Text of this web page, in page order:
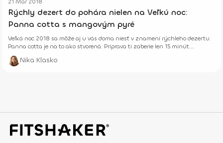
Rýchly dezert do pohára nielen na Veľkú noc:
Panna cotta s mangovým pyré
Veľká noc 2018 sa môže aj u vás doma niesť v znamení rýchleho dezertu.
Panna cotta je na to ako stvorená. Príprava ti zaberie len 15 minút.
Vychutnaj si lahodný dezert s mangovým pyré.
Nika Klasko